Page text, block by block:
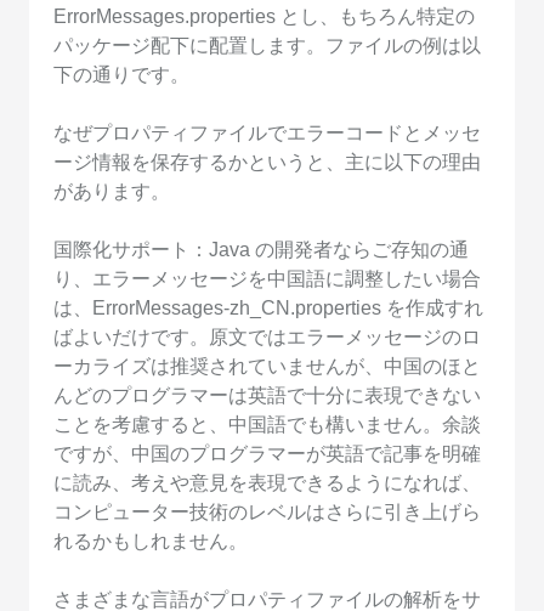
ErrorMessages.properties とし、もちろん特定の
パッケージ配下に配置します。ファイルの例は以
下の通りです。
なぜプロパティファイルでエラーコードとメッセ
ージ情報を保存するかというと、主に以下の理由
があります。
国際化サポート：Java の開発者ならご存知の通
り、エラーメッセージを中国語に調整したい場合
は、ErrorMessages-zh_CN.properties を作成すれ
ばよいだけです。原文ではエラーメッセージのロ
ーカライズは推奨されていませんが、中国のほと
んどのプログラマーは英語で十分に表現できない
ことを考慮すると、中国語でも構いません。余談
ですが、中国のプログラマーが英語で記事を明確
に読み、考えや意見を表現できるようになれば、
コンピューター技術のレベルはさらに引き上げら
れるかもしれません。
さまざまな言語がプロパティファイルの解析をサ